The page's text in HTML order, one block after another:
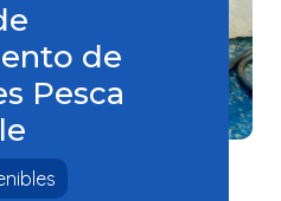
de
Pesca